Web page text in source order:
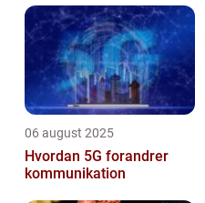
06 august 2025
Hvordan 5G forandrer
kommunikation